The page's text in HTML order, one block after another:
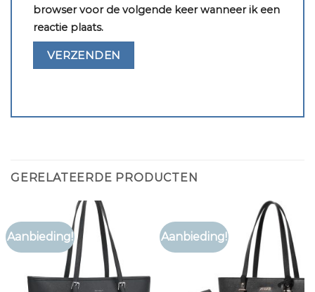
browser voor de volgende keer wanneer ik een
reactie plaats.
GERELATEERDE PRODUCTEN
Aanbieding! Aanbieding!